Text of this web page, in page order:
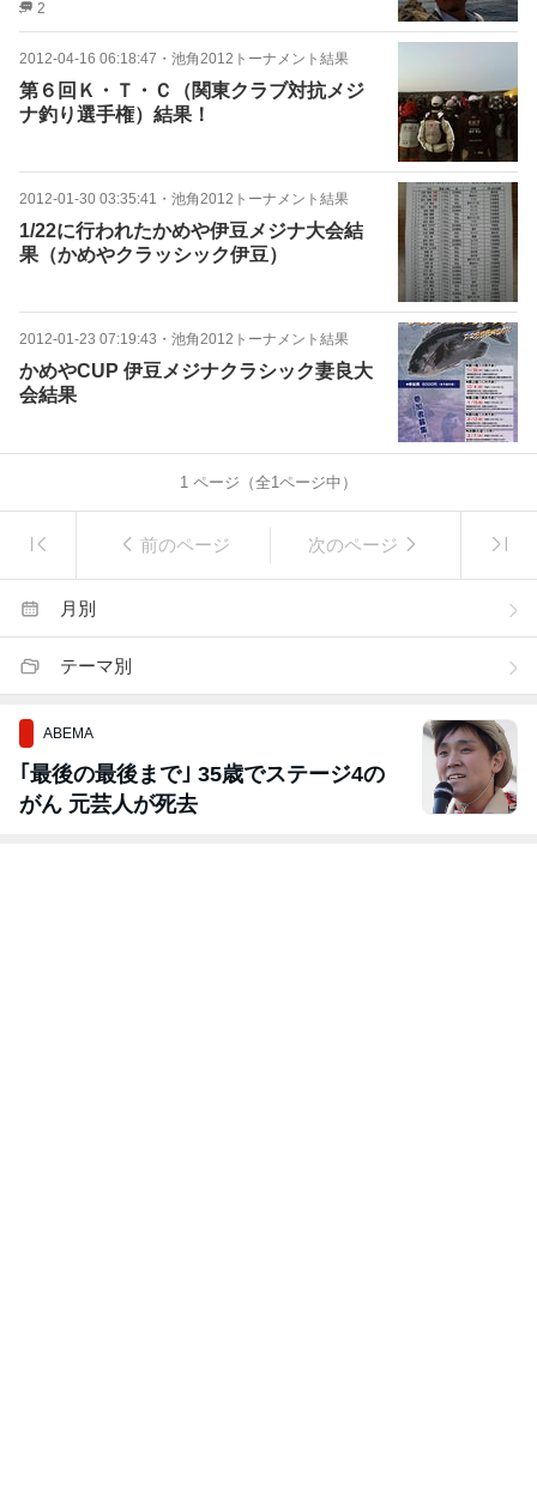
2
2012-04-16 06:18:47 ・ 池角2012トーナメント結果
第６回Ｋ・Ｔ・Ｃ（関東クラブ対抗メジ
ナ釣り選手権）結果！
2012-01-30 03:35:41 ・ 池角2012トーナメント結果
1/22に行われたかめや伊豆メジナ大会結
果（かめやクラッシック伊豆）
2012-01-23 07:19:43 ・ 池角2012トーナメント結果
かめやCUP 伊豆メジナクラシック妻良大
会結果
1 ページ（全1ページ中）
前のページ 次のページ
月別
テーマ別
ABEMA
｢最後の最後まで｣ 35歳でステージ4の
がん 元芸人が死去